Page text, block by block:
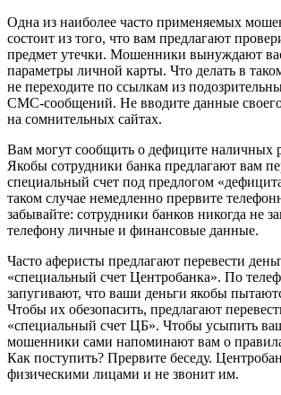
Одна из наиболее часто применяемых
состоит из того, что вам предлагают
предмет утечки. Мошенники вынуждают
параметры личной карты. Что делать в
не переходите по ссылкам из
СМС-сообщений. Не вводите данные
на сомнительных сайтах.
Вам могут сообщить о дефиците наличных
Якобы сотрудники банка предлагают вам
специальный счет под предлогом
таком случае немедленно прервите
забывайте: сотрудники банков никогда не
телефону личные и финансовые данные.
Часто аферисты предлагают перевести
«специальный счет Центробанка». По
запугивают, что ваши деньги якобы
Чтобы их обезопасить, предлагают
«специальный счет ЦБ». Чтобы усыпить
мошенники сами напоминают вам о
Как поступить? Прервите беседу.
физическими лицами и не звонит им.